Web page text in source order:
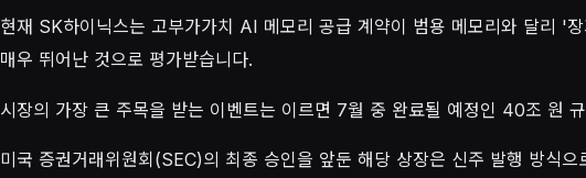
현재 SK하이닉스는 고부가가치 AI 메모리 공급 계약이 범용 메모리와 달리 '
매우 뛰어난 것으로 평가받습니다.
시장의 가장 큰 주목을 받는 이벤트는 이르면 7월 중 완료될 예정인 40조 원
미국 증권거래위원회(SEC)의 최종 승인을 앞둔 해당 상장은 신주 발행 방식